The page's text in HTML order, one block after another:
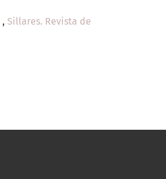
, Sillares. Revista de